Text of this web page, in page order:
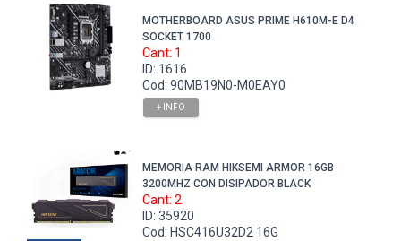
MOTHERBOARD ASUS PRIME H610M-E D4
SOCKET 1700
Cant: 1
ID: 1616
Cod: 90MB19N0-M0EAY0
+ INFO
MEMORIA RAM HIKSEMI ARMOR 16GB
3200MHZ CON DISIPADOR BLACK
Cant: 2
ID: 35920
Cod: HSC416U32D2 16G